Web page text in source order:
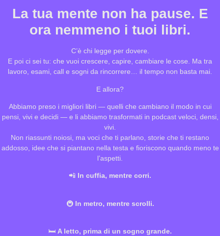
La tua mente non ha pause. E
ora nemmeno i tuoi libri.
C’è chi legge per dovere.
E poi ci sei tu: che vuoi crescere, capire, cambiare le cose. Ma tra
lavoro, esami, call e sogni da rincorrere… il tempo non basta mai.
E allora?
Abbiamo preso i migliori libri — quelli che cambiano il modo in cui
pensi, vivi e decidi — e li abbiamo trasformati in podcast veloci, densi,
vivi.
Non riassunti noiosi, ma voci che ti parlano, storie che ti restano
addosso, idee che si piantano nella testa e fioriscono quando meno te
l’aspetti.
📲 In cuffia, mentre corri.
🚇 In metro, mentre scrolli.
🛏️ A letto, prima di un sogno grande.